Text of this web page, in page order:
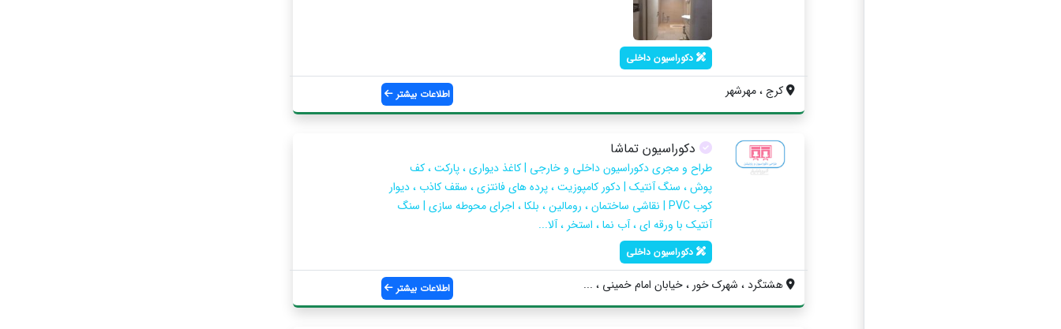
دکوراسیون داخلی
کرج ، مهرشهر اطلاعات بیشتر
دکوراسیون تماشا
طراح و مجری دکوراسیون داخلی و خارجی | کاغذ دیواری ، پارکت ، کف
پوش ، سنگ آنتیک | دکور کامپوزیت ، پرده های فانتزی ، سقف کاذب ، دیوار
کوب PVC | نقاشی ساختمان ، رومالین ، بلکا ، اجرای محوطه سازی | سنگ
آنتیک با ورقه ای ، آب نما ، استخر ، آلا...
دکوراسیون داخلی
هشتگرد ، شهرک خور ، خیابان امام خمینی ، ... اطلاعات بیشتر